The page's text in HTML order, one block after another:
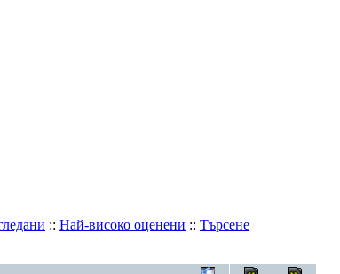
:: Най-високо оценени :: Търсене